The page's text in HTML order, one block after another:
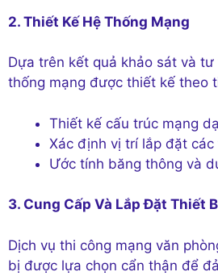
2. Thiết Kế Hệ Thống Mạng
Dựa trên kết quả khảo sát và
thống mạng được thiết kế theo
Thiết kế cấu trúc mạng
Xác định vị trí lắp đặt
Ước tính băng thông và
3. Cung Cấp Và Lắp Đặt Thiết
Dịch vụ thi công mạng văn
bị được lựa chọn cẩn thận để